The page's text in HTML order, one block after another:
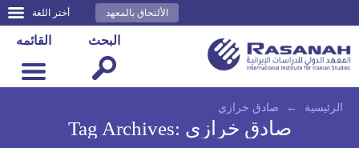
أختر اللغة الألتحاق بالمعهد
القائمه البحث
الرئيسية ← صادق خرازي
Tag Archives: صادق خرازي